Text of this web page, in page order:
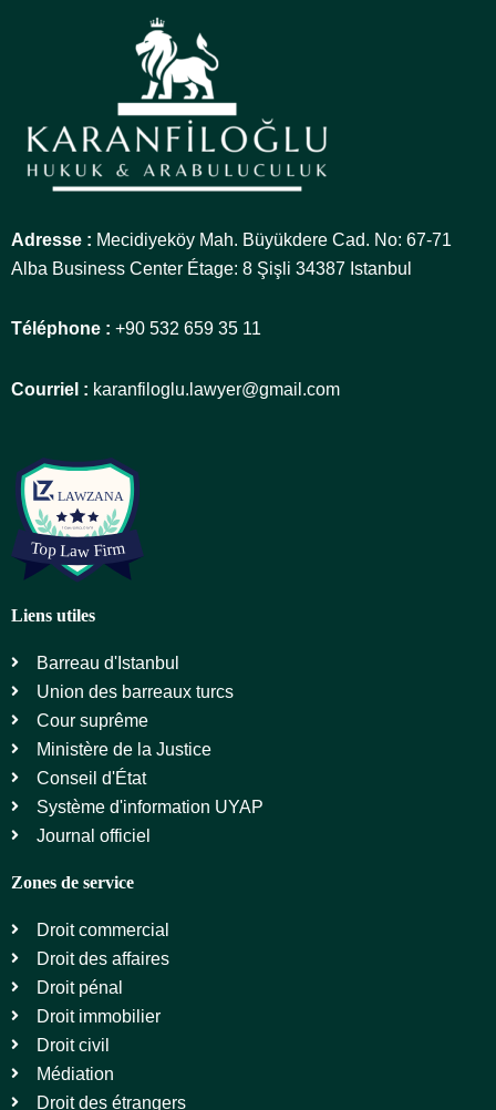
Adresse : Mecidiyeköy Mah. Büyükdere Cad. No: 67-71
Alba Business Center Étage: 8 Şişli 34387 Istanbul
Téléphone : +90 532 659 35 11
Courriel : karanfiloglu.lawyer@gmail.com
Liens utiles
Barreau d'Istanbul
Union des barreaux turcs
Cour suprême
Ministère de la Justice
Conseil d'État
Système d'information UYAP
Journal officiel
Zones de service
Droit commercial
Droit des affaires
Droit pénal
Droit immobilier
Droit civil
Médiation
Droit des étrangers